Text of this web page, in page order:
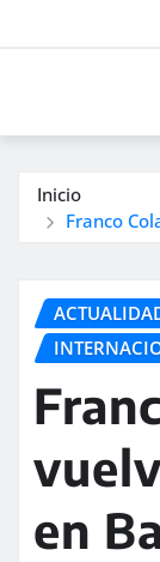
Inicio
Franco
en